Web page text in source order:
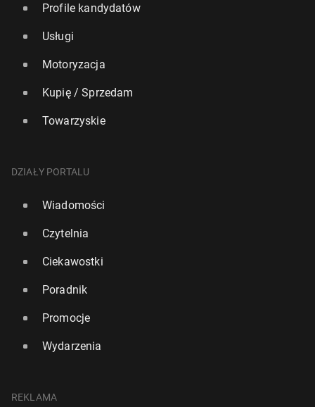
Profile kandydatów
Usługi
Motoryzacja
Kupię / Sprzedam
Towarzyskie
DZIAŁY PORTALU
Wiadomości
Czytelnia
Ciekawostki
Poradnik
Promocje
Wydarzenia
REKLAMA